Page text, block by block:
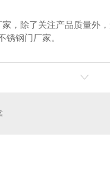
，除了关注产品质量外
钢门厂家。